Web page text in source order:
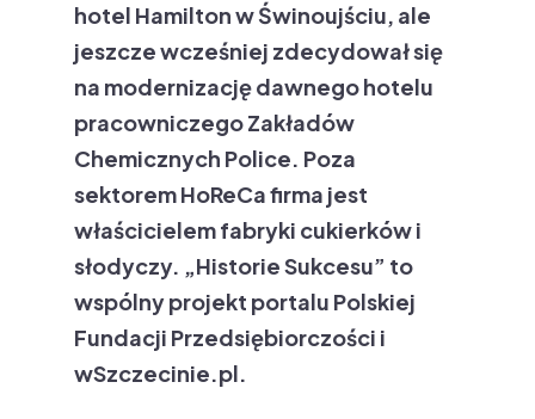
hotel Hamilton w Świnoujściu, ale
jeszcze wcześniej zdecydował się
na modernizację dawnego hotelu
pracowniczego Zakładów
Chemicznych Police. Poza
sektorem HoReCa firma jest
właścicielem fabryki cukierków i
słodyczy. „Historie Sukcesu” to
wspólny projekt portalu Polskiej
Fundacji Przedsiębiorczości i
wSzczecinie.pl.